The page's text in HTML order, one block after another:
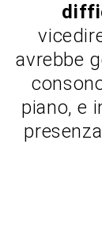
avrebbe
piano, e